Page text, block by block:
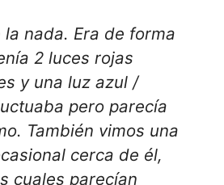
nada. Era de forma
2 luces rojas
y una luz azul /
pero parecía
También vimos una
cerca de él,
cuales parecían